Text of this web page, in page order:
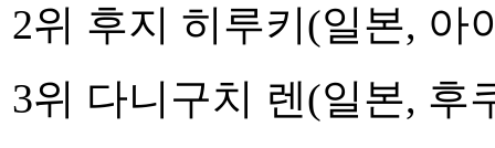
2위 후지 히루키(일본,
3위 다니구치 렌(일본, 후